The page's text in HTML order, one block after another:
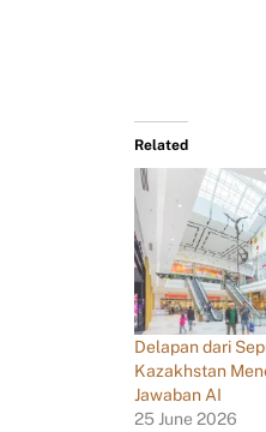
Related
Delapan dari
Kazakhstan
Jawaban AI
25 June 2026